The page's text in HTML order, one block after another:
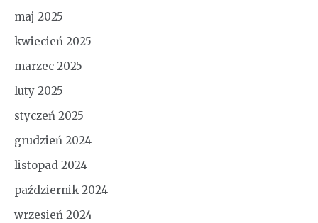
maj 2025
kwiecień 2025
marzec 2025
luty 2025
styczeń 2025
grudzień 2024
listopad 2024
październik 2024
wrzesień 2024